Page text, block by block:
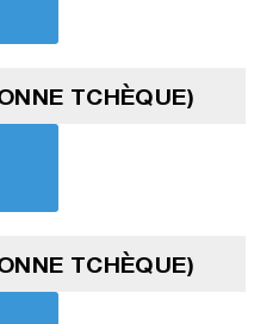
TCHÈQUE)
TCHÈQUE)